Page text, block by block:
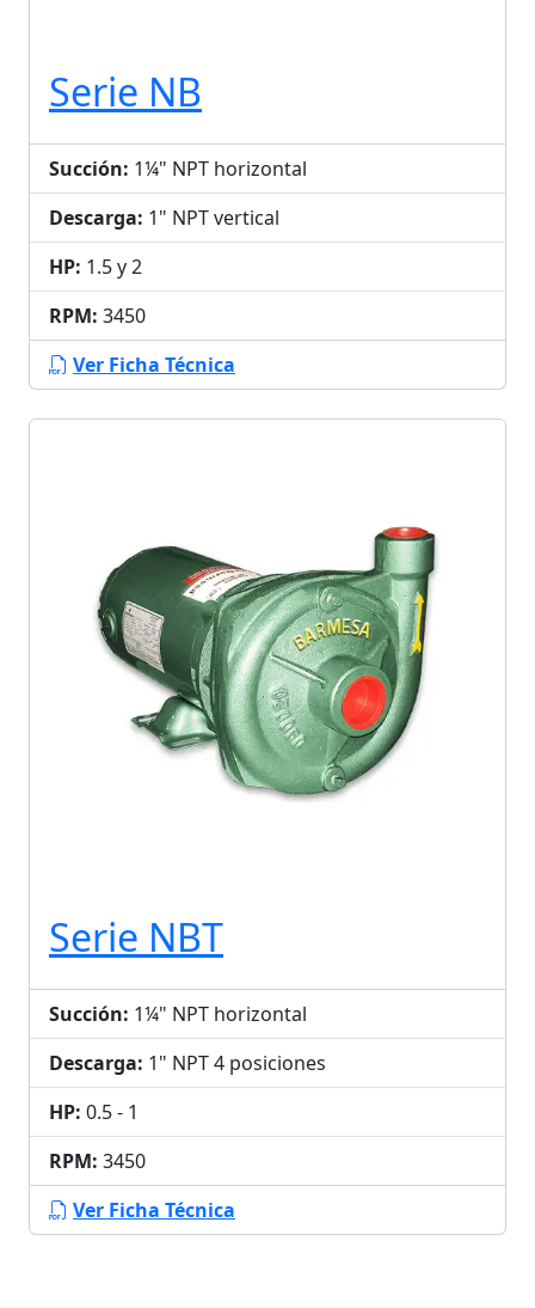
Serie NB
Succión: 1¼" NPT horizontal
Descarga: 1" NPT vertical
HP: 1.5 y 2
RPM: 3450
Ver Ficha Técnica
Serie NBT
Succión: 1¼" NPT horizontal
Descarga: 1" NPT 4 posiciones
HP: 0.5 - 1
RPM: 3450
Ver Ficha Técnica